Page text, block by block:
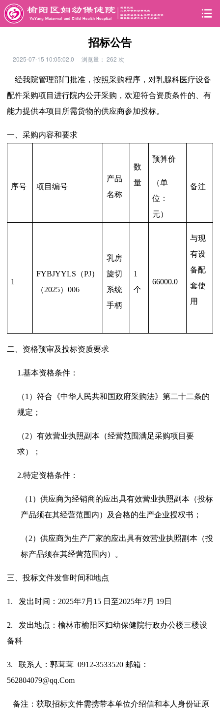
招标公告
2025-07-15 10:05:02.0 浏览量： 262 次
经我院管理部门批准，按照采购程序，对乳腺科医疗设备
配件采购项目进行院内公开采购，欢迎符合资质条件的、有
能力提供本项目所需货物的供应商参加投标。
一、 采购内容和要求
序号 项目编号
产品
名称
数
量
预算价
（单
位：
元）
备注
1
FYBJYYLS （PJ）
（2025） 006
乳房
旋切
系统
手柄
1
个
66000.0
与现
有设
备配
套使
用
二、 资格预审及投标资质要求
1.基本资格条件：
（1） 符合《中华人民共和国政府采购法》第二十二条的
规定；
（2） 有效营业执照副本（经营范围满足采购项目要
求）；
2.特定资格条件：
（1） 供应商为经销商的应出具有效营业执照副本（投标
产品须在其经营范围内）及合格的生产企业授权书；
（2） 供应商为生产厂家的应出具有效营业执照副本（投
标产品须在其经营范围内）。
三、 投标文件发售时间和地点
1. 发出时间： 2025年7月 15 日至2025年7月 19日
2.
发出地点：榆林市榆阳区妇幼保健院行政办公楼三楼设
备科
3. 联系人：郭茸茸 0912-3533520 邮箱：
562804079@qq.Com
备注：获取招标文件需携带本单位介绍信和本人身份证原